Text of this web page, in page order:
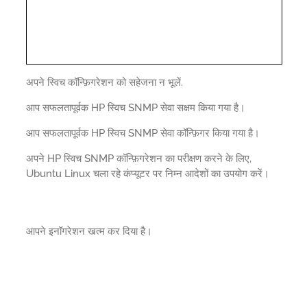
अपने स्विच कॉन्फ़िगरेशन को सहेजना न भूलें.
आप सफलतापूर्वक HP स्विच SNMP सेवा सक्षम किया गया है।
आप सफलतापूर्वक HP स्विच SNMP सेवा कॉन्फ़िगर किया गया है।
अपने HP स्विच SNMP कॉन्फ़िगरेशन का परीक्षण करने के लिए,
Ubuntu Linux चला रहे कंप्यूटर पर निम्न आदेशों का उपयोग करें।
आपने इनॉगरेशन खत्म कर दिया है।